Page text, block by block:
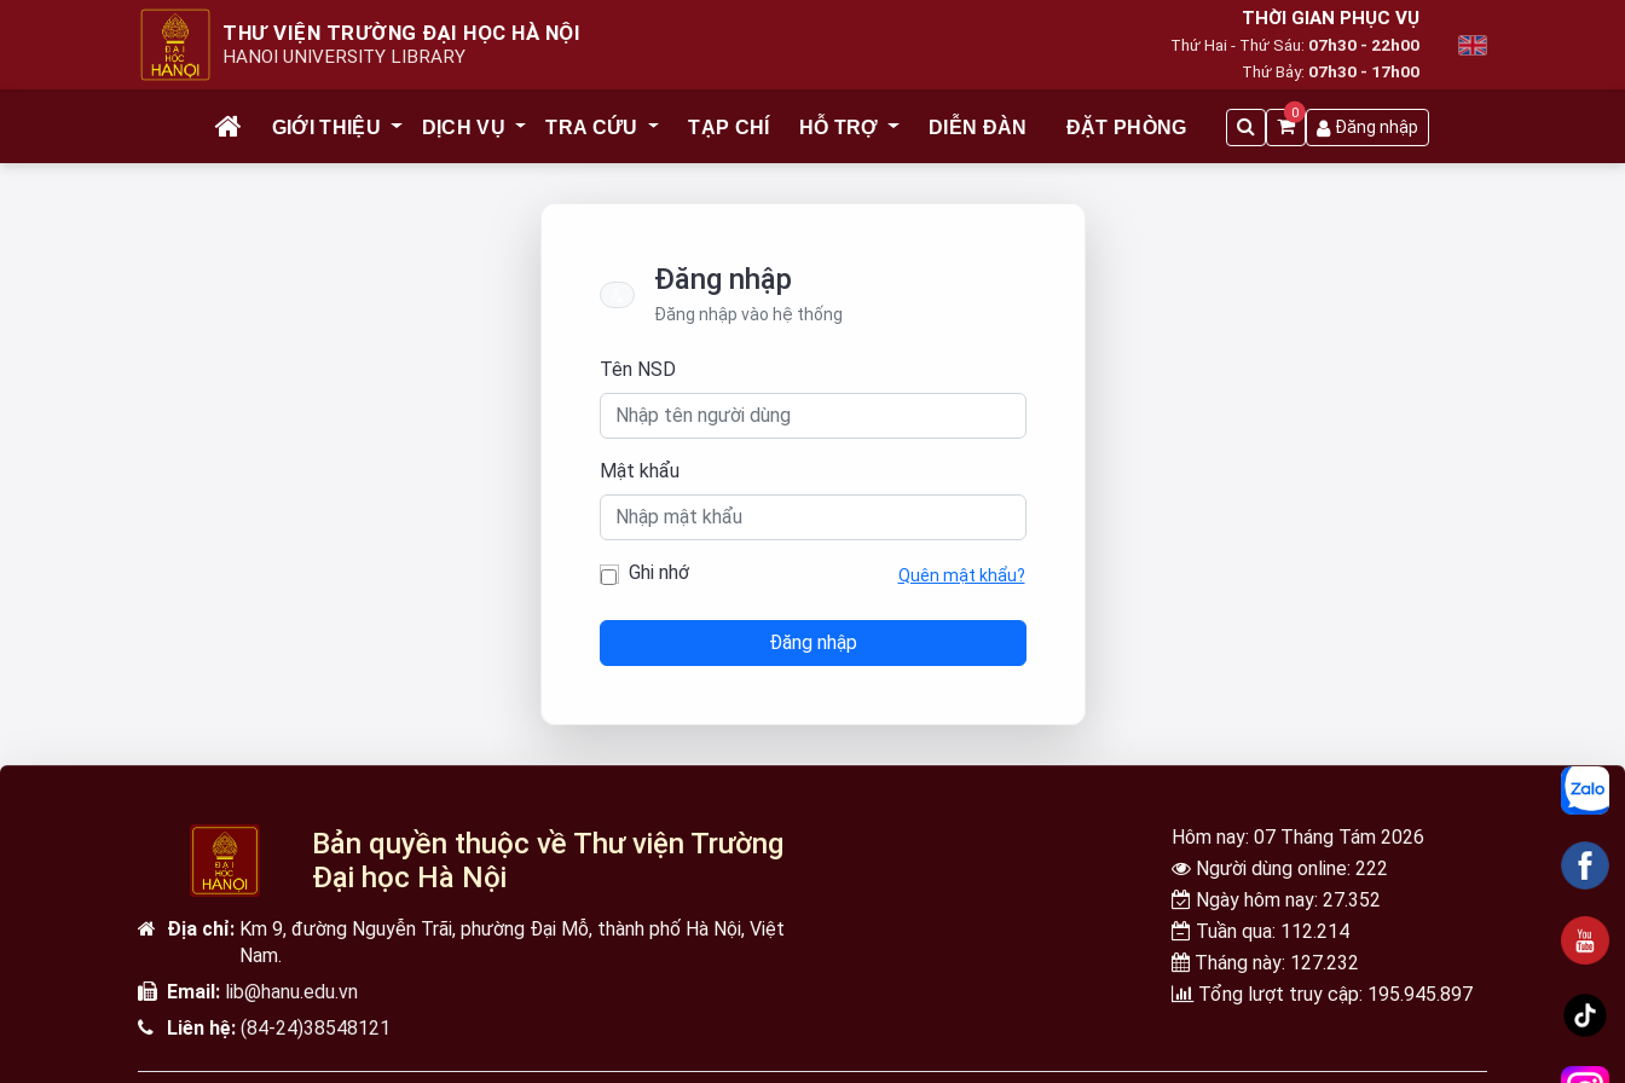
THƯ VIỆN TRƯỜNG ĐẠI HỌC HÀ NỘI
HANOI UNIVERSITY LIBRARY
THỜI GIAN PHỤC VỤ
Thứ Hai - Thứ Sáu: 07h30 - 22h00
Thứ Bảy: 07h30 - 17h00
GIỚI THIỆU DỊCH VỤ TRA CỨU TẠP CHÍ HỖ TRỢ DIỄN ĐÀN ĐẶT PHÒNG
0
Đăng nhập
Đăng nhập
Đăng nhập vào hệ thống
Tên NSD
Mật khẩu
Ghi nhớ Quên mật khẩu?
Bản quyền thuộc về Thư viện Trường
Đại học Hà Nội
Địa chỉ: Km 9, đường Nguyễn Trãi, phường Đại Mỗ, thành phố Hà Nội, Việt
Nam.
Email: lib@hanu.edu.vn
Liên hệ: (84-24)38548121
Hôm nay: 07 Tháng Tám 2026
Người dùng online: 222
Ngày hôm nay: 27.352
Tuần qua: 112.214
Tháng này: 127.232
Tổng lượt truy cập: 195.945.897